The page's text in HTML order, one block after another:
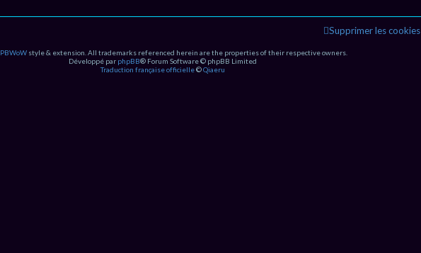
Supprimer les cookies
PBWoWstyle & extension. All trademarks referenced herein are the properties of their respective owners.
Développé par phpBB® Forum Software © phpBB Limited
Traduction française officielle©Qiaeru